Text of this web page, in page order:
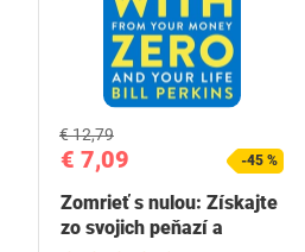
€ 7,09
€ 12,79
-45 %
Zomrieť s nulou: Získajte
zo svojich peňazí a